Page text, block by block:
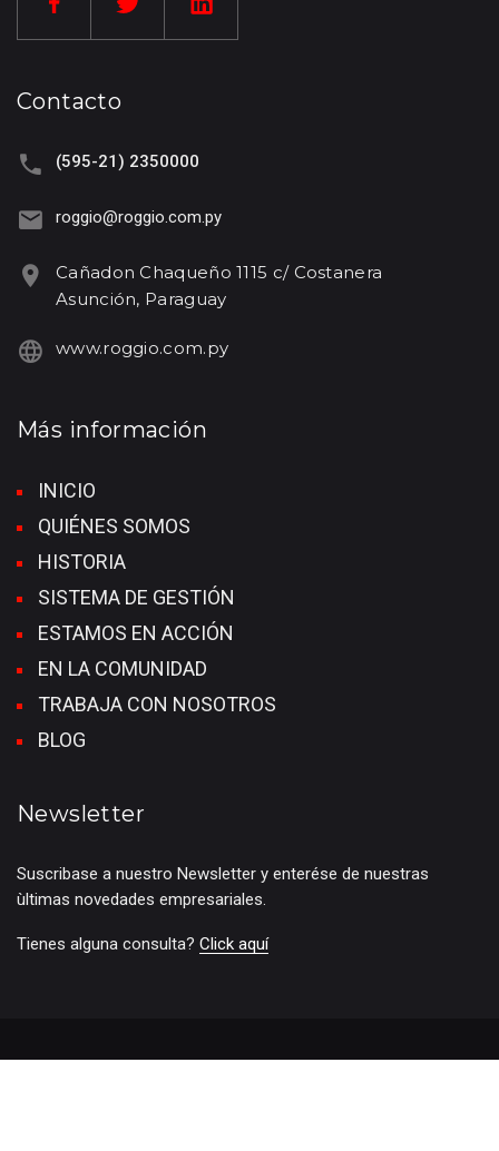
Contacto
(595-21) 2350000
roggio@roggio.com.py
Cañadon Chaqueño 1115 c/ Costanera
Asunción, Paraguay
www.roggio.com.py
Más información
INICIO
QUIÉNES SOMOS
HISTORIA
SISTEMA DE GESTIÓN
ESTAMOS EN ACCIÓN
EN LA COMUNIDAD
TRABAJA CON NOSOTROS
BLOG
Newsletter
Suscribase a nuestro Newsletter y enterése de nuestras
ùltimas novedades empresariales.
Tienes alguna consulta? Click aquí